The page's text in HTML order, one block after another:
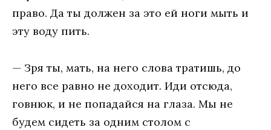
право. Да ты должен за это ей ноги мыть и
эту воду пить.
— Зря ты, мать, на него слова тратишь, до
него все равно не доходит. Иди отсюда,
говнюк, и не попадайся на глаза. Мы не
будем сидеть за одним столом с